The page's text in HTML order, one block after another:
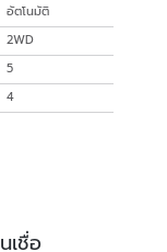
อัตโนมัติ
2WD
5
4
เชื่อ